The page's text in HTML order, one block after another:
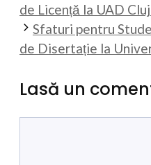
de Licență la UAD
Sfaturi pentru
de Disertație la
Lasă un